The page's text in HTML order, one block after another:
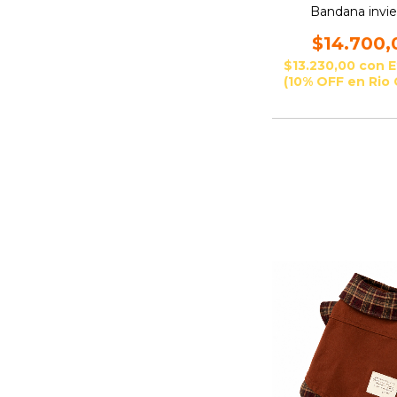
Bandana
$13.230,00 con
(10% OFF en